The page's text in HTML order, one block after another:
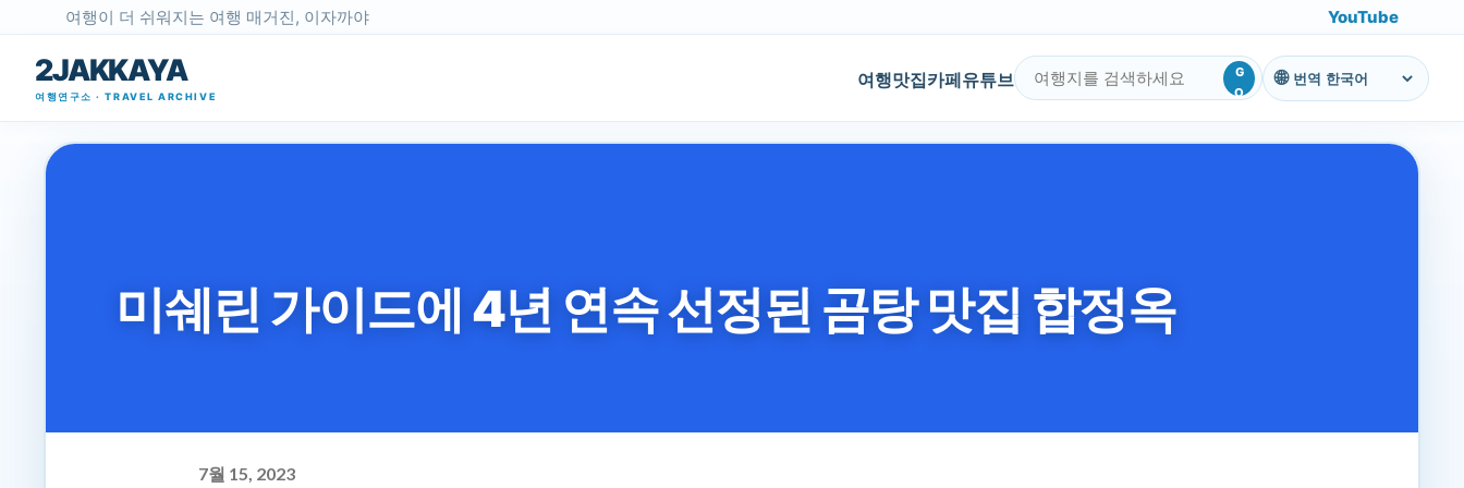
여행이 더 쉬워지는 여행 매거진, 이자까야 YouTube
2JAKKAYA
여행연구소 · TRAVEL ARCHIVE
여행맛집카페유튜브
G
O
번역
미쉐린 가이드에 4년 연속 선정된 곰탕 맛집 합정옥
7월 15, 2023